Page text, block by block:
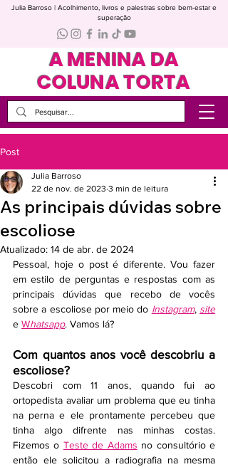
A MENINA DA
COLUNA TORTA
Julia Barroso | Acolhimento, livros e palestras sobre bem-estar e
superação
Post
As principais dúvidas sobre
escoliose
Julia Barroso
22 de nov. de 2023 3 min de leitura
Atualizado: 14 de abr. de 2024
Pessoal, hoje o post é diferente. Vou fazer
em estilo de perguntas e respostas com as
principais dúvidas que recebo de vocês
sobre a escoliose por meio do Instagram, site
e Whatsapp. Vamos lá?
Com quantos anos você descobriu a
escoliose?
Descobri com 11 anos, quando fui ao
ortopedista avaliar um problema que eu tinha
na perna e ele prontamente percebeu que
tinha algo difrente nas minhas costas.
Fizemos o Teste de Adams no consultório e
então ele solicitou a radiografia na mesma